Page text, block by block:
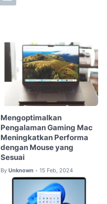
Mengoptimalkan
Pengalaman Gaming Mac
Meningkatkan Performa
dengan Mouse yang
Sesuai
By Unknown • 15 Feb, 2024